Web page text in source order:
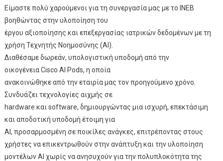
Είμαστε πολύ χαρούμενοι για τη συνεργασία μας με το ΙΝΕΒ
βοηθώντας στην υλοποίηση του
έργου αξιοποίησης και επεξεργασίας ιατρικών δεδομένων με τη
χρήση Τεχνητής Νοημοσύνης (AI).
Διαθέσαμε δωρεάν, υπολογιστική υποδομή από την
οικογένεια Cisco AI Pods, η οποία
ανακοινώθηκε από την εταιρία μας τον προηγούμενο χρόνο.
Συνδυάζει τεχνολογίες αιχμής σε
hardware και software, δημιουργώντας μια ισχυρή, επεκτάσιμη
και αποδοτική υποδομή έτοιμη για
AI, προσαρμοσμένη σε ποικίλες ανάγκες, επιτρέποντας στους
χρήστες να επικεντρωθούν στην ανάπτυξη και την υλοποίηση
μοντέλων AI χωρίς να ανησυχούν για την πολυπλοκότητα της